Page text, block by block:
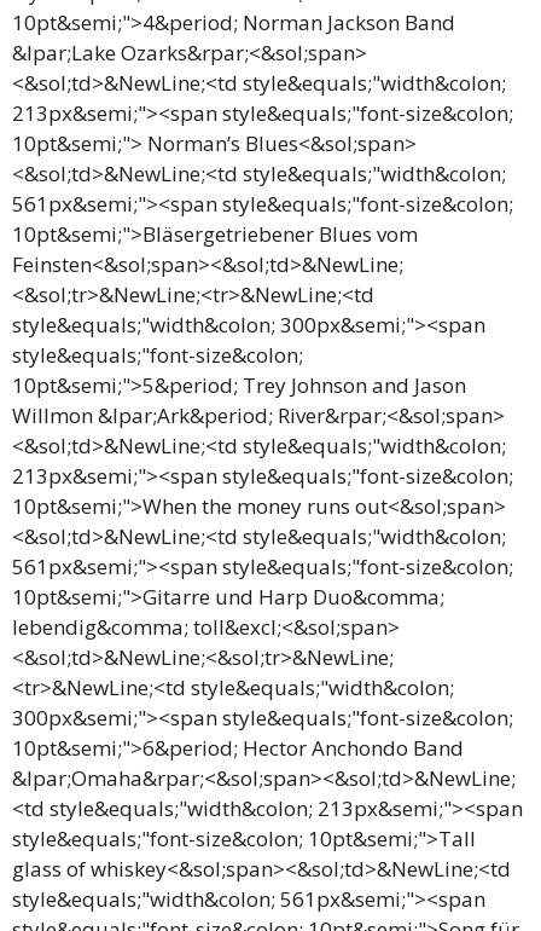
10pt&semi;">4&period; Norman Jackson Band
&lpar;Lake Ozarks&rpar;<&sol;span>
<&sol;td>&NewLine;<td style&equals;"width&colon;
213px&semi;"><span style&equals;"font-size&colon;
10pt&semi;"> Norman’s Blues<&sol;span>
<&sol;td>&NewLine;<td style&equals;"width&colon;
561px&semi;"><span style&equals;"font-size&colon;
10pt&semi;">Bläsergetriebener Blues vom
Feinsten<&sol;span><&sol;td>&NewLine;
<&sol;tr>&NewLine;<tr>&NewLine;<td
style&equals;"width&colon; 300px&semi;"><span
style&equals;"font-size&colon;
10pt&semi;">5&period; Trey Johnson and Jason
Willmon &lpar;Ark&period; River&rpar;<&sol;span>
<&sol;td>&NewLine;<td style&equals;"width&colon;
213px&semi;"><span style&equals;"font-size&colon;
10pt&semi;">When the money runs out<&sol;span>
<&sol;td>&NewLine;<td style&equals;"width&colon;
561px&semi;"><span style&equals;"font-size&colon;
10pt&semi;">Gitarre und Harp Duo&comma;
lebendig&comma; toll&excl;<&sol;span>
<&sol;td>&NewLine;<&sol;tr>&NewLine;
<tr>&NewLine;<td style&equals;"width&colon;
300px&semi;"><span style&equals;"font-size&colon;
10pt&semi;">6&period; Hector Anchondo Band
&lpar;Omaha&rpar;<&sol;span><&sol;td>&NewLine;
<td style&equals;"width&colon; 213px&semi;"><span
style&equals;"font-size&colon; 10pt&semi;">Tall
glass of whiskey<&sol;span><&sol;td>&NewLine;<td
style&equals;"width&colon; 561px&semi;"><span